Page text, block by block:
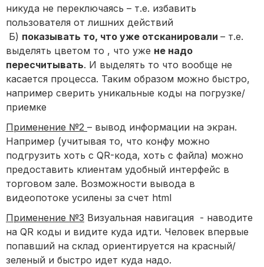
никуда не переключаясь – т.е. избавить
пользователя от лишних действий
Б) показывать то, что уже отсканировали – т.е.
выделять цветом то , что уже не надо
пересчитывать. И выделять то что вообще не
касается процесса. Таким образом можно быстро,
например сверить уникальные коды на погрузке/
приемке
Применение №2 – вывод информации на экран.
Например (учитывая то, что конфу можно
подгрузить хоть с QR-кода, хоть с файла) можно
предоставить клиентам удобный интерфейс в
торговом зале. Возможности вывода в
видеопотоке усилены за счет html
Применение №3 Визуальная навигация - наводите
на QR коды и видите куда идти. Человек впервые
попавший на склад ориентируется на красный/
зеленый и быстро идет куда надо.